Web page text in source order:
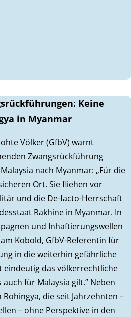
Keine
in Myanmar
Völker (GfbV) warnt
Zwangsrückführung
nach Myanmar: „Für die
Ort. Sie fliehen vor
und die De-facto-Herrschaft
Rakhine in Myanmar. In
und Inhaftierungswellen
Kobold, GfbV-Referentin für
in die weiterhin gefährliche
eindeutig das völkerrechtliche
für Malaysia gilt.” Neben
die seit Jahrzehnten –
– ohne Perspektive in den